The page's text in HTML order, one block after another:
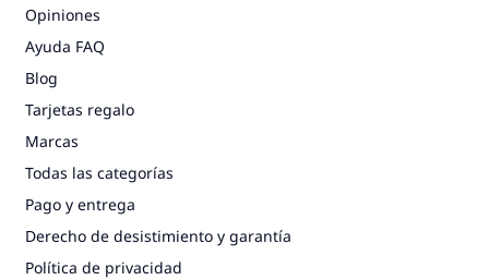
Opiniones
Ayuda FAQ
Blog
Tarjetas regalo
Marcas
Todas las categorías
Pago y entrega
Derecho de desistimiento y garantía
Política de privacidad